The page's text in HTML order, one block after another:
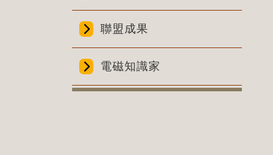
聯盟成果
電磁知識家